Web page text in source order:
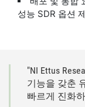
성능 SDR 옵션
"NI Ettus
기능을 갖춘
빠르게 진화